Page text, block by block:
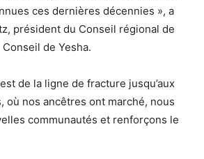
ces dernières décennies », a
président du Conseil régional de
de Yesha.
de la ligne de fracture jusqu’aux
où nos ancêtres ont marché, nous
communautés et renforçons le